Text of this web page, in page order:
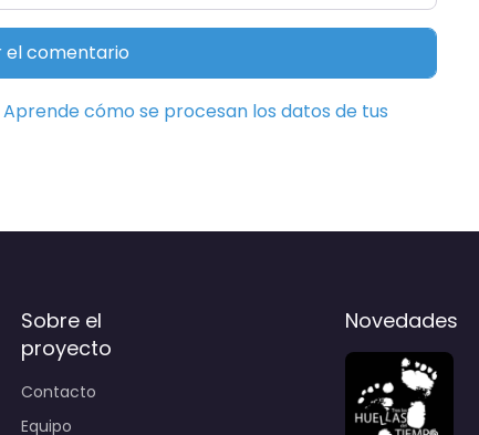
Aprende cómo se procesan los datos de tus
Sobre el
proyecto
Contacto
Equipo
Novedades